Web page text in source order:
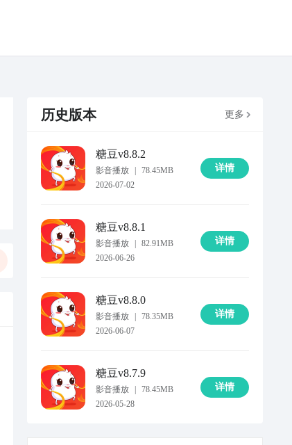
历史版本 更多
糖豆v8.8.2
影音播放
78.45MB
2026-07-02
详情
糖豆v8.8.1
影音播放
82.91MB
2026-06-26
详情
糖豆v8.8.0
影音播放
78.35MB
2026-06-07
详情
糖豆v8.7.9
影音播放
78.45MB
2026-05-28
详情